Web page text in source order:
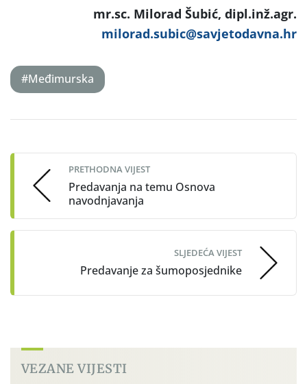
mr.sc. Milorad Šubić, dipl.inž.agr.
milorad.subic@savjetodavna.hr
#Međimurska
navigation
PRETHODNA VIJEST
Predavanja na temu Osnova
navodnjavanja
SLJEDEĆA VIJEST
Predavanje za šumoposjednike
VEZANE VIJESTI